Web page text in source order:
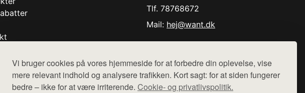
Vi bruger cookies på vores hjemmeside for at forbedre din oplevelse, vise
mere relevant indhold og analysere trafikken. Kort sagt: for at siden fungerer
bedre – ikke for at være irriterende. Cookie- og privatlivspolitik.
Tlf. 78768672
Mail: hej@want.dk